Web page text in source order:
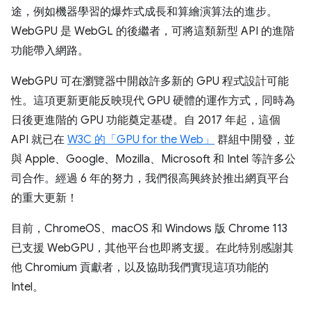
途，例如機器學習的爆炸式成長和算繪演算法的進步。
WebGPU 是 WebGL 的後繼者，可將這類新型 API 的進階
功能帶入網路。
WebGPU 可在瀏覽器中開啟許多新的 GPU 程式設計可能
性。這項更新更能反映現代 GPU 硬體的運作方式，同時為
日後更進階的 GPU 功能奠定基礎。自 2017 年起，這個
API 就已在 W3C 的「GPU for the Web」
群組中開發，並
與 Apple、Google、Mozilla、Microsoft 和 Intel 等許多公
司合作。經過 6 年的努力，我們很高興終於推出網頁平台
的重大更新！
目前，ChromeOS、macOS 和 Windows 版 Chrome 113
已支援 WebGPU，其他平台也即將支援。在此特別感謝其
他 Chromium 貢獻者，以及協助我們實現這項功能的
Intel。